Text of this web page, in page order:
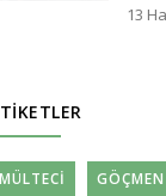
13
MÜLTECI